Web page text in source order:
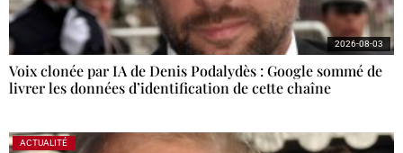
Voix clonée par IA de Denis Podalydès : Google sommé de
livrer les données d’identification de cette chaîne
2026-08-03
ACTUALITÉ